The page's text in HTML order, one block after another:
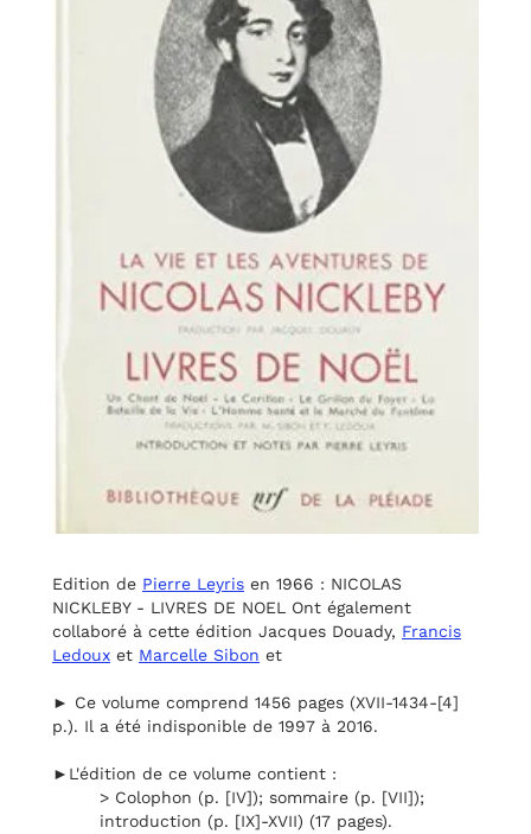
Edition de Pierre Leyris en 1966 : NICOLAS
NICKLEBY - LIVRES DE NOEL Ont également
collaboré à cette édition Jacques Douady, Francis
Ledoux et Marcelle Sibon et
► Ce volume comprend 1456 pages (XVII-1434-[4]
p.). Il a été indisponible de 1997 à 2016.
►L'édition de ce volume contient :
> Colophon (p. [IV]); sommaire (p. [VII]);
introduction (p. [IX]-XVII) (17 pages).